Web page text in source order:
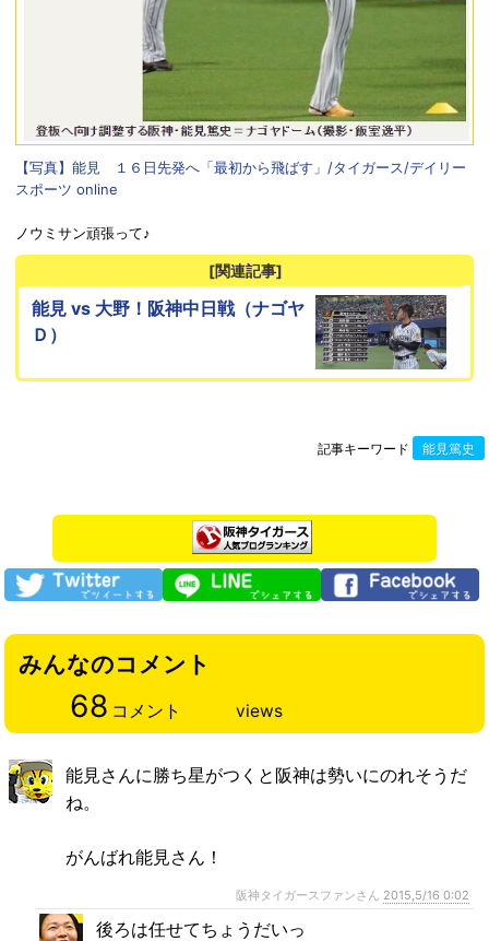
【写真】能見 １６日先発へ「最初から飛ばす」/タイガース/デイリー
スポーツ online
ノウミサン頑張って♪
[関連記事]
能見 vs 大野！阪神中日戦（ナゴヤ
Ｄ）
記事キーワード 能見篤史
みんなのコメント
68 コメント views
能見さんに勝ち星がつくと阪神は勢いにのれそうだ
ね。
がんばれ能見さん！
阪神タイガースファンさん 2015,5/16 0:02
後ろは任せてちょうだいっ